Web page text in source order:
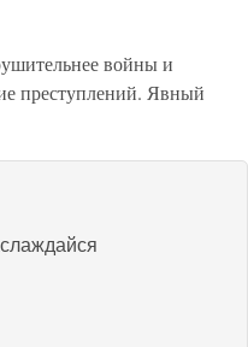
войны и
преступлений. Явный